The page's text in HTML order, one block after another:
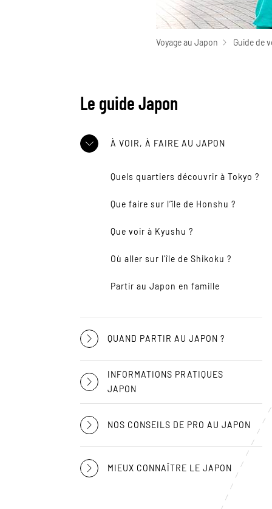
Voyage au Japon Guide de
Le guide Japon
À VOIR, À FAIRE AU JAPON
Quels quartiers découvrir à Tokyo ?
Que faire sur l’île de Honshu ?
Que voir à Kyushu ?
Où aller sur l'île de Shikoku ?
Partir au Japon en famille
QUAND PARTIR AU JAPON ?
INFORMATIONS PRATIQUES
JAPON
NOS CONSEILS DE PRO AU JAPON
MIEUX CONNAÎTRE LE JAPON